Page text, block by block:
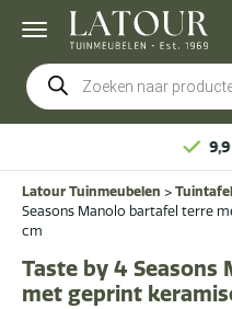
Producten
zoeken
Latour Tuinmeubelen >
Seasons Manolo bartafel terre
cm
Taste by 4
met geprint